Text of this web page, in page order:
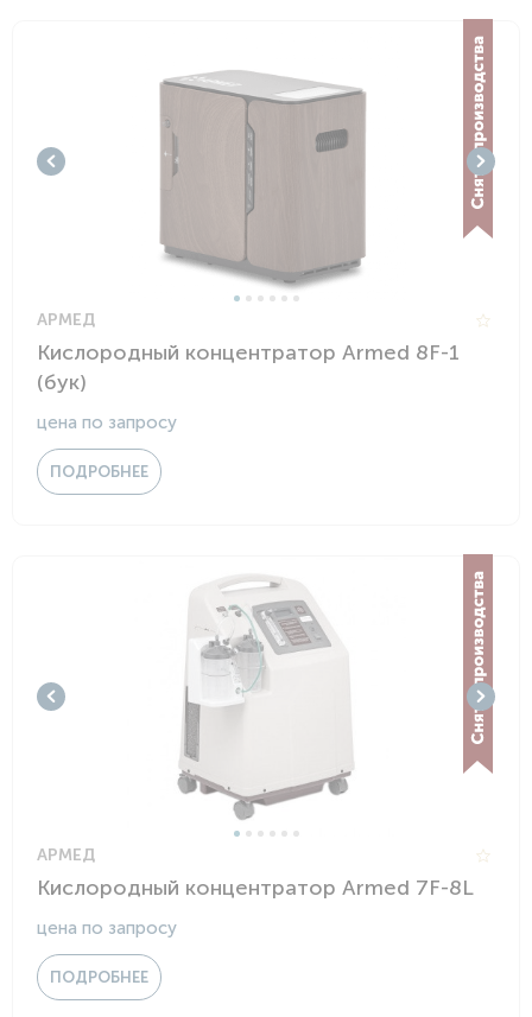
АРМЕД
Кислородный концентратор Armed 8F-1
(бук)
цена по запросу
ПОДРОБНЕЕ
АРМЕД
Кислородный концентратор Armed 7F-8L
цена по запросу
ПОДРОБНЕЕ